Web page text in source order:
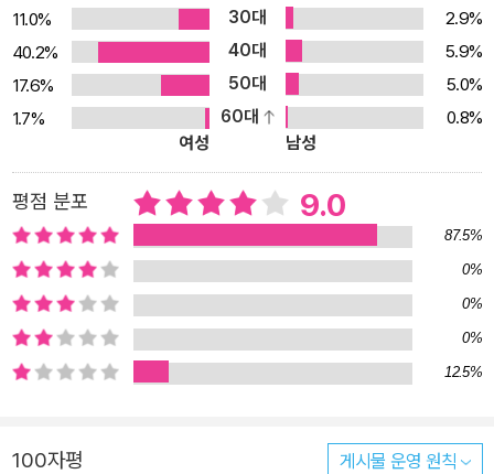
11.0%
30대
2.9%
40.2%
40대
5.9%
17.6%
50대
5.0%
1.7%
60대
0.8%
여성
남성
평점 분포 9.0
87.5%
0%
0%
0%
12.5%
100자평 게시물 운영 원칙